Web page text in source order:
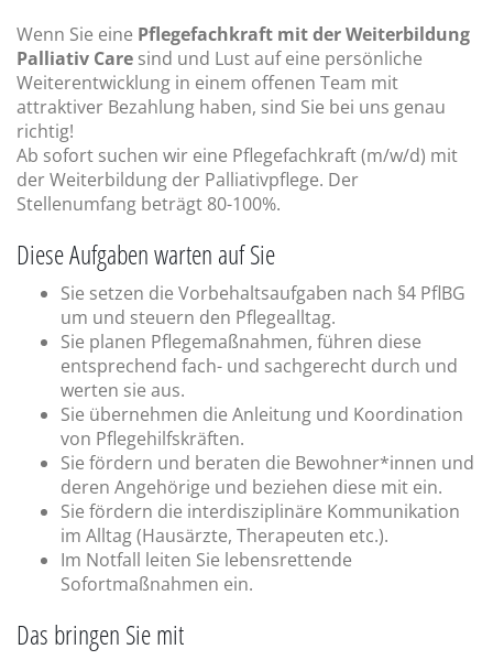
Wenn Sie eine Pflegefachkraft mit der Weiterbildung
Palliativ Care sind und Lust auf eine persönliche
Weiterentwicklung in einem offenen Team mit
attraktiver Bezahlung haben, sind Sie bei uns genau
richtig!
Ab sofort suchen wir eine Pflegefachkraft (m/w/d) mit
der Weiterbildung der Palliativpflege. Der
Stellenumfang beträgt 80-100%.
Diese Aufgaben warten auf Sie
Sie setzen die Vorbehaltsaufgaben nach §4 PflBG
um und steuern den Pflegealltag.
Sie planen Pflegemaßnahmen, führen diese
entsprechend fach- und sachgerecht durch und
werten sie aus.
Sie übernehmen die Anleitung und Koordination
von Pflegehilfskräften.
Sie fördern und beraten die Bewohner*innen und
deren Angehörige und beziehen diese mit ein.
Sie fördern die interdisziplinäre Kommunikation
im Alltag (Hausärzte, Therapeuten etc.).
Im Notfall leiten Sie lebensrettende
Sofortmaßnahmen ein.
Das bringen Sie mit